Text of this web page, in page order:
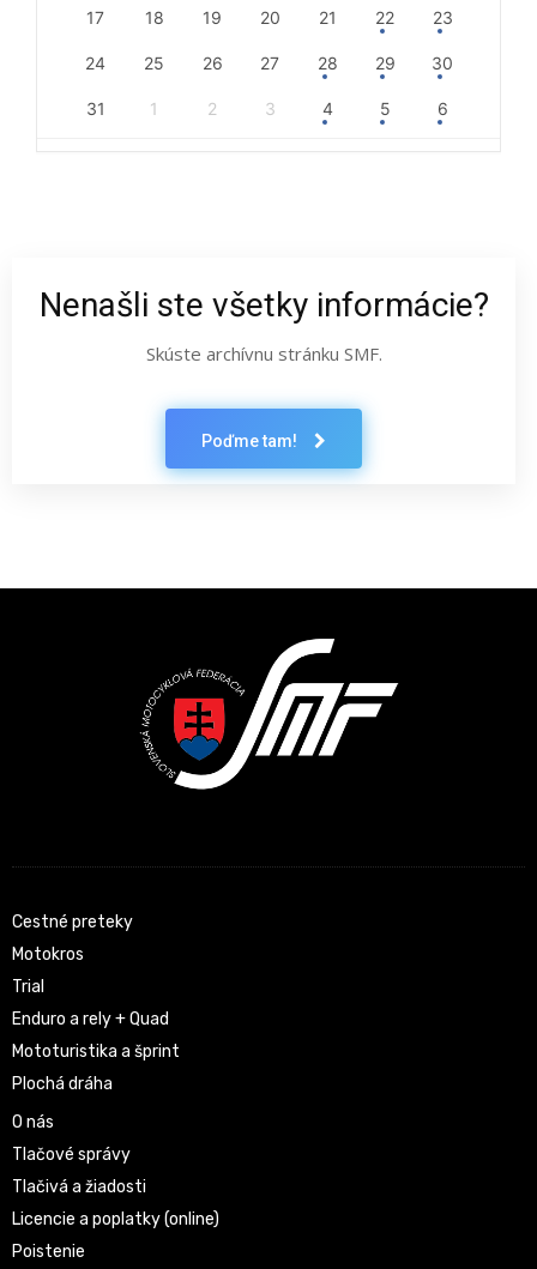
17 18 19 20 21 22 23
24 25 26 27 28 29 30
31 1 2 3 4 5 6
Nenašli ste všetky informácie?
Skúste archívnu stránku SMF.
Poďme tam!
Cestné preteky
Motokros
Trial
Enduro a rely + Quad
Mototuristika a šprint
Plochá dráha
O nás
Tlačové správy
Tlačivá a žiadosti
Licencie a poplatky (online)
Poistenie